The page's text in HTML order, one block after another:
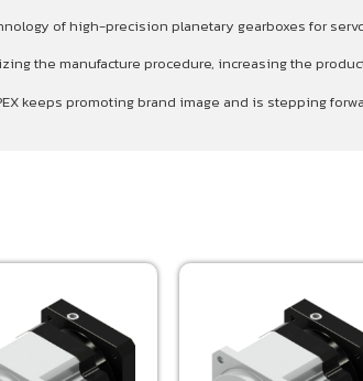
of high-precision planetary gearboxes for
the manufacture procedure, increasing the
keeps promoting brand image and is stepping